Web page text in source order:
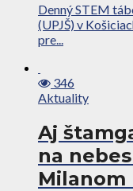
Denný STEM
(UPJŠ) v
pre...
346
Aktuality
Aj
na
Milanom